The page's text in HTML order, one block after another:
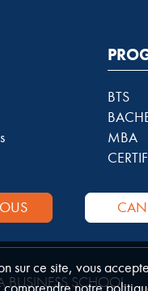
BTS
MBA
SCHOOL.
sur ce site, vous